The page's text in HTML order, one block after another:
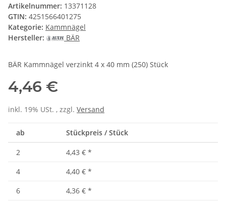
Artikelnummer: 13371128
GTIN: 4251566401275
Kategorie: Kammnägel
Hersteller:
BÄR
BÄR Kammnägel verzinkt 4 x 40 mm (250) Stück
4,46 €
inkl. 19% USt. , zzgl. Versand
ab Stückpreis / Stück
2 4,43 € *
4
4,40 € *
6
4,36 € *